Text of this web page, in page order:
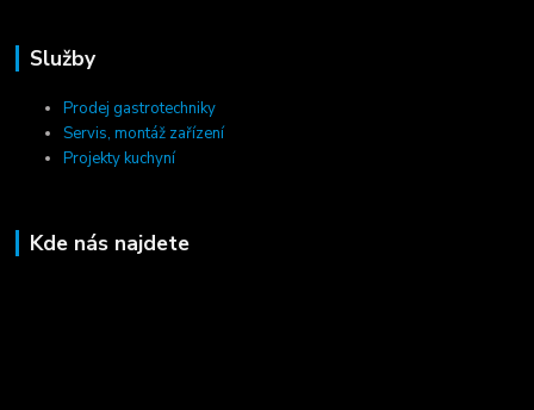
Služby
Prodej gastrotechniky
Servis, montáž zařízení
Projekty kuchyní
Kde nás najdete